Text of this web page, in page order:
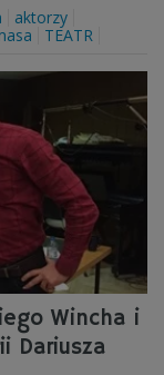
aktorzy
TEATR
Wincha i
Dariusza